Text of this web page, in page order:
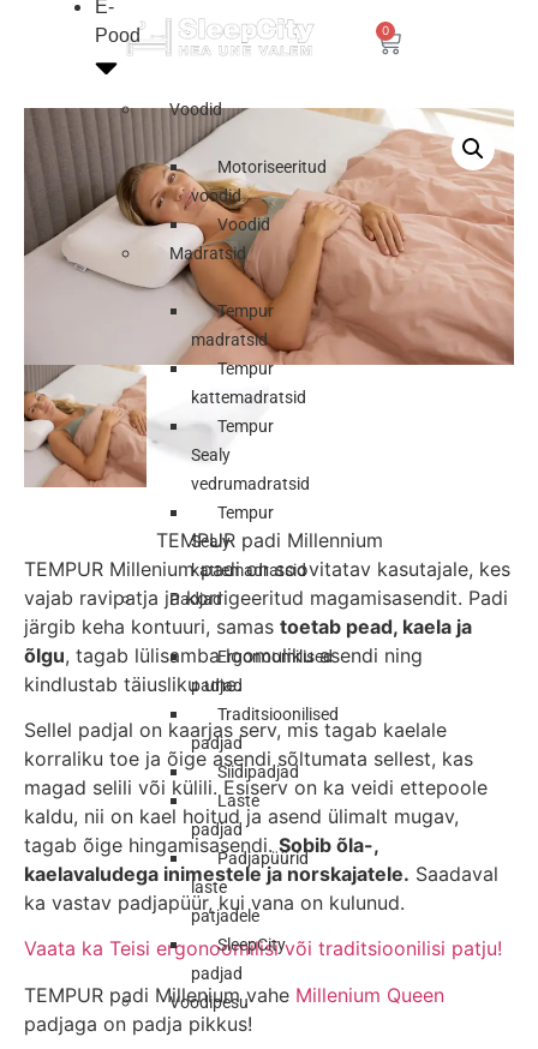
E-
Pood
Voodid
Motoriseeritud
voodid
Voodid
Madratsid
Tempur
madratsid
Tempur
kattemadratsid
Tempur
Sealy
vedrumadratsid
Tempur
Sealy
kattemadratsid
Padjad
Ergonoomilised
padjad
Traditsioonilised
padjad
Siidipadjad
Laste
padjad
Padjapüürid
laste
patjadele
SleepCity
padjad
Voodipesu
0
TEMPUR padi Millennium
TEMPUR Millenium padi on soovitatav kasutajale, kes
vajab ravipatja ja korrigeeritud magamisasendit. Padi
järgib keha kontuuri, samas toetab pead, kaela ja
õlgu, tagab lülisamba loomuliku asendi ning
kindlustab täiusliku une.
Sellel padjal on kaarjas serv, mis tagab kaelale
korraliku toe ja õige asendi sõltumata sellest, kas
magad selili või külili. Esiserv on ka veidi ettepoole
kaldu, nii on kael hoitud ja asend ülimalt mugav,
tagab õige hingamisasendi. Sobib õla-,
kaelavaludega inimestele ja norskajatele. Saadaval
ka vastav padjapüür, kui vana on kulunud.
Vaata ka Teisi ergonoomilisi või traditsioonilisi patju!
TEMPUR padi Millenium vahe Millenium Queen
padjaga on padja pikkus!